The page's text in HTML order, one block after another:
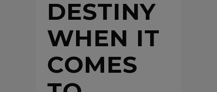
DESTINY
WHEN IT
COMES